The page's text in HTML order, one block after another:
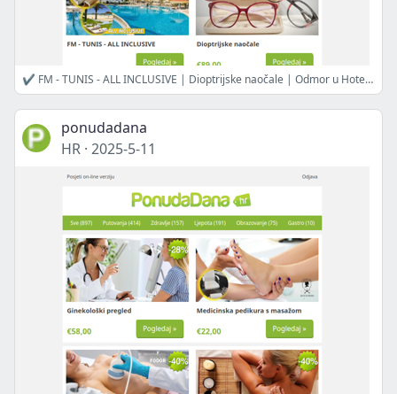
✔ FM - TUNIS - ALL INCLUSIVE | Dioptrijske naočale | Odmor u Hotelu Astarea 3, Dubrovnik | Kronika seoske ljubavi | EGIPAT ALL INCLUSIVE Siva Grand Beach | Ultrazvuk štitnjače | Edukacija XR tehnologije za početnike
ponudadana
HR · 2025-5-11